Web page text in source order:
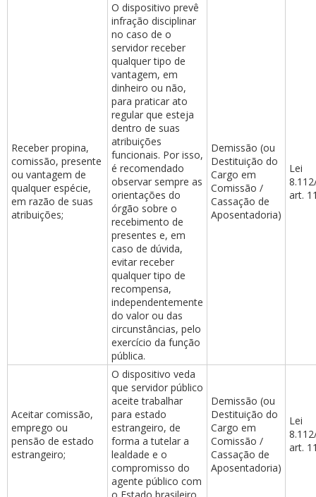
Receber propina,
comissão, presente
ou vantagem de
qualquer espécie,
em razão de suas
atribuições;
O dispositivo prevê
infração disciplinar
no caso de o
servidor receber
qualquer tipo de
vantagem, em
dinheiro ou não,
para praticar ato
regular que esteja
dentro de suas
atribuições
funcionais. Por isso,
é recomendado
observar sempre as
orientações do
órgão sobre o
recebimento de
presentes e, em
caso de dúvida,
evitar receber
qualquer tipo de
recompensa,
independentemente
do valor ou das
circunstâncias, pelo
exercício da função
pública.
Demissão (ou
Destituição do
Cargo em
Comissão /
Cassação de
Aposentadoria)
Lei
art.
Aceitar comissão,
emprego ou
pensão de estado
estrangeiro;
O dispositivo veda
que servidor público
aceite trabalhar
para estado
estrangeiro, de
forma a tutelar a
lealdade e o
compromisso do
agente público com
Demissão (ou
Destituição do
Cargo em
Comissão /
Cassação de
Aposentadoria)
Lei
art.